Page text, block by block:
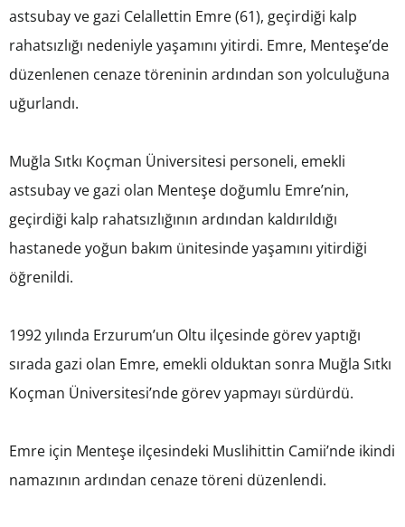
astsubay ve gazi Celallettin Emre (61), geçirdiği kalp
rahatsızlığı nedeniyle yaşamını yitirdi. Emre, Menteşe’de
düzenlenen cenaze töreninin ardından son yolculuğuna
uğurlandı.
Muğla Sıtkı Koçman Üniversitesi personeli, emekli
astsubay ve gazi olan Menteşe doğumlu Emre’nin,
geçirdiği kalp rahatsızlığının ardından kaldırıldığı
hastanede yoğun bakım ünitesinde yaşamını yitirdiği
öğrenildi.
1992 yılında Erzurum’un Oltu ilçesinde görev yaptığı
sırada gazi olan Emre, emekli olduktan sonra Muğla Sıtkı
Koçman Üniversitesi’nde görev yapmayı sürdürdü.
Emre için Menteşe ilçesindeki Muslihittin Camii’nde ikindi
namazının ardından cenaze töreni düzenlendi.